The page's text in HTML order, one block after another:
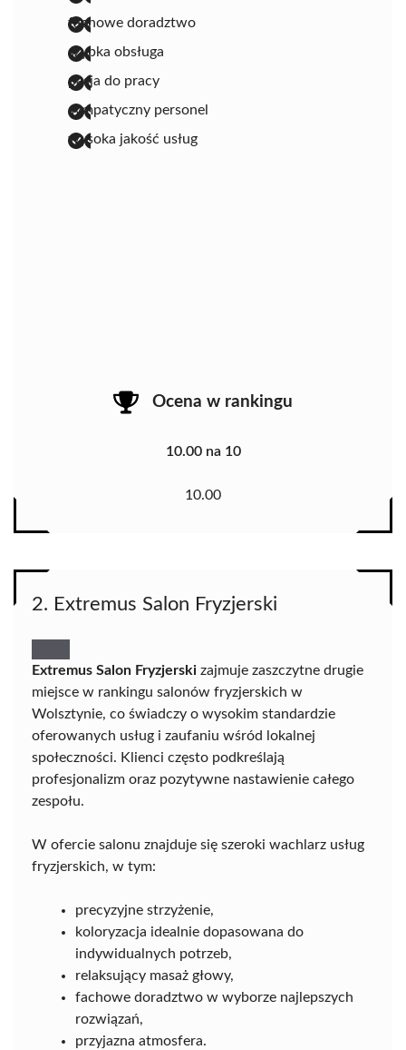
fachowe doradztwo
szybka obsługa
pasja do pracy
sympatyczny personel
wysoka jakość usług
Ocena w rankingu
10.00 na 10
10.00
2. Extremus Salon Fryzjerski
Extremus Salon Fryzjerski zajmuje zaszczytne drugie
miejsce w rankingu salonów fryzjerskich w
Wolsztynie, co świadczy o wysokim standardzie
oferowanych usług i zaufaniu wśród lokalnej
społeczności. Klienci często podkreślają
profesjonalizm oraz pozytywne nastawienie całego
zespołu.
W ofercie salonu znajduje się szeroki wachlarz usług
fryzjerskich, w tym:
precyzyjne strzyżenie,
koloryzacja idealnie dopasowana do
indywidualnych potrzeb,
relaksujący masaż głowy,
fachowe doradztwo w wyborze najlepszych
rozwiązań,
przyjazna atmosfera.